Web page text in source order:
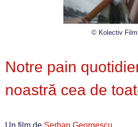
© Kolectiv Film
Notre pain
noastră cea de
Un film de Șerban Georgescu